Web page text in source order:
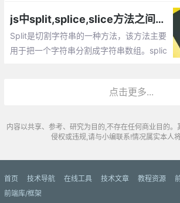
相关的CSS 边框集合
js中split,splice,slice方法之间的差异_splice()、slice()、split()函数的区分
Split是切割字符串的一种方法，该方法主要
用于把一个字符串分割成字符串数组。splic
要用于截取数组，并返回截取到的新数组。
点击更多...
内容以共享、参考、研究为目的,不存在任何商业目的。
侵权或违规,请与小编联系!情况属实本人
首页 技术导航 在线工具 技术文章 教程资源
前端库/框架